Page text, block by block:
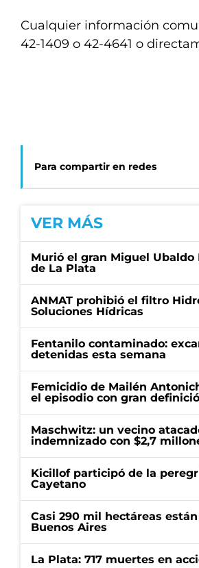
Cualquier información
42-1409 o 42-4641 o
Para compartir en redes
VER MÁS
Murió el gran Miguel
de La Plata
ANMAT prohibió el filtro
Soluciones Hídricas
Fentanilo contaminado:
detenidas esta semana
Femicidio de Mailén
el episodio con gran
Maschwitz: un vecino
indemnizado con $2,7
Kicillof participó de la
Cayetano
Casi 290 mil hectáreas
Buenos Aires
La Plata: 717 muertes en